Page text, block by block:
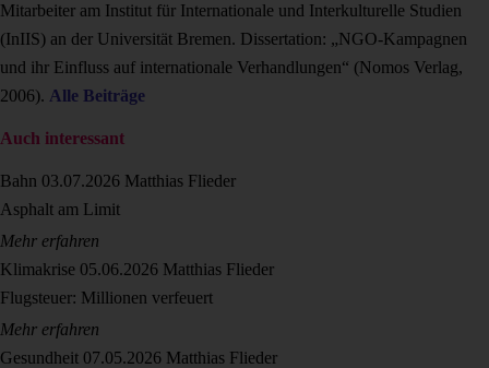
Mitarbeiter am Institut für Internationale und Interkulturelle Studien
(InIIS) an der Universität Bremen. Dissertation: „NGO-Kampagnen
und ihr Einfluss auf internationale Verhandlungen“ (Nomos Verlag,
2006). Alle Beiträge
Auch interessant
Bahn 03.07.2026 Matthias Flieder
Asphalt am Limit
Mehr erfahren
Klimakrise 05.06.2026 Matthias Flieder
Flugsteuer: Millionen verfeuert
Mehr erfahren
Gesundheit 07.05.2026 Matthias Flieder